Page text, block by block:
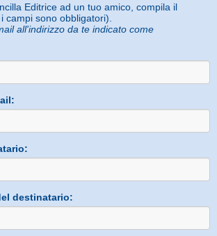
Editrice ad un tuo amico, compila il
campi sono obbligatori).
all'indirizzo da te indicato come
destinatario: